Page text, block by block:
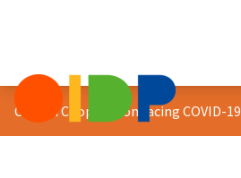
Citizen Cooperation facing COVID-19